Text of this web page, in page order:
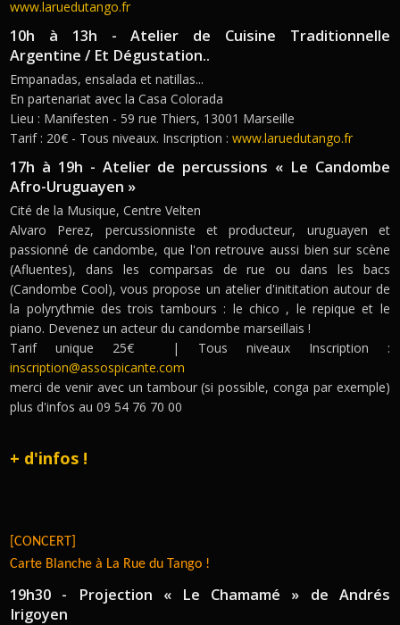
www.laruedutango.fr
10h à 13h - Atelier de Cuisine Traditionnelle
Argentine / Et Dégustation..
Empanadas, ensalada et natillas...
En partenariat avec la Casa Colorada
Lieu : Manifesten - 59 rue Thiers, 13001 Marseille
Tarif : 20€ - Tous niveaux. Inscription :www.laruedutango.fr
17h à 19h - Atelier de percussions « Le Candombe
Afro-Uruguayen »
Cité de la Musique, Centre Velten
Alvaro Perez, percussionniste et producteur, uruguayen et
passionné de candombe, que l'on retrouve aussi bien sur scène
(Afluentes), dans les comparsas de rue ou dans les bacs
(Candombe Cool), vous propose un atelier d'inititation autour de
la polyrythmie des trois tambours : le chico , le repique et le
piano. Devenez un acteur du candombe marseillais !
Tarif unique 25€ | Tous niveaux Inscription :
inscription@assospicante.com
merci de venir avec un tambour (si possible, conga par exemple)
plus d'infos au 09 54 76 70 00
+ d'infos !
[CONCERT]
Carte Blanche à La Rue du Tango !
19h30 - Projection « Le Chamamé » de Andrés
Irigoyen